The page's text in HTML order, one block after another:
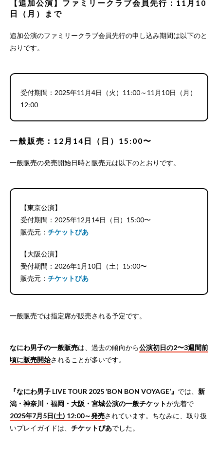
【追加公演】ファミリークラブ会員先行：11月10
日（月）まで
追加公演のファミリークラブ会員先行の申し込み期間は以下のと
おりです。
受付期間：2025年11月4日（火）11:00～11月10日（月）
12:00
一般販売：12月14日（日）15:00〜
一般販売の発売開始日時と販売元は以下のとおりです。
【東京公演】
受付期間：2025年12月14日（日）15:00〜
販売元： チケットぴあ
【大阪公演】
受付期間：2026年1月10日（土）15:00〜
販売元： チケットぴあ
一般販売では指定席が販売される予定です。
なにわ男子の一般販売は、過去の傾向から公演初日の2〜3週間前
頃に販売開始されることが多いです。
『なにわ男子 LIVE TOUR 2025 ‘BON BON VOYAGE’』 では、 新
潟・神奈川・福岡・大阪・宮城公演の一般チケットが先着で
2025年7月5日(土) 12:00～発売されています。ちなみに、取り扱
いプレイガイドは、 チケットぴあでした。